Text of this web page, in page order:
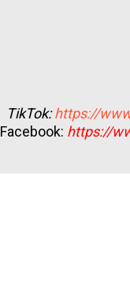
TikTok:https://
Facebook: https://